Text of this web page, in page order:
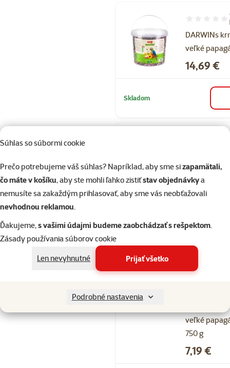
Súhlas so súbormi cookie
Prečo potrebujeme váš súhlas? Napríklad, aby sme sizapamätali,
čo máte v košíku, aby ste mohli ľahko zistiťstav objednávkya
nemusíte sa zakaždým prihlasovať, aby sme vás neobťažovali
nevhodnou reklamou.
Ďakujeme,s vašimi údajmi budeme zaobchádzať s rešpektom.
Zásady používania súborov cookie
Len nevyhnutné
Prijať všetko
Podrobné nastavenia
DARWINs
veľké
Hodnotenie
Cena
14,69 €
Skladom
krmivo pre
drobné exoty
500 g
veľké
750 g
Cena
7,19 €